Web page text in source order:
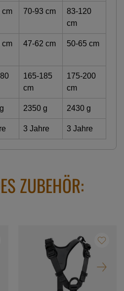
cm 70-93 cm
83-120
cm
cm 47-62 cm 50-65 cm
165-185
cm
175-200
cm
2350 g 2430 g
3 Jahre 3 Jahre
ZUBEHÖR: